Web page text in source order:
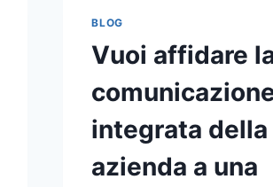
BLOG
Vuoi affidare
integrata della
azienda a una